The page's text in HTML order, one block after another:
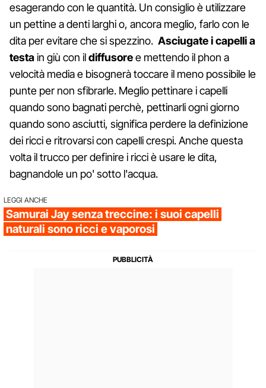
esagerando con le quantità. Un consiglio è utilizzare
un pettine a denti larghi o, ancora meglio, farlo con le
dita per evitare che si spezzino. Asciugate i capelli a
testain giù con ildiffusoree mettendo il phon a
velocità media e bisognerà toccare il meno possibile le
punte per non sfibrarle. Meglio pettinare i capelli
quando sono bagnati perchè, pettinarli ogni giorno
quando sono asciutti, significa perdere la definizione
dei ricci e ritrovarsi con capelli crespi. Anche questa
volta il trucco per definire i ricci è usare le dita,
bagnandole un po' sotto l'acqua.
LEGGI ANCHE
Samurai Jay senza treccine: i suoi capelli
naturali sono ricci e vaporosi